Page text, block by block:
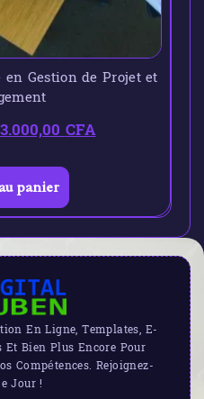
Gestion de Projet et
3.000,00CFA
panier
En Ligne, Templates, E-
Bien Plus Encore Pour
Compétences. Rejoignez-
Jour !